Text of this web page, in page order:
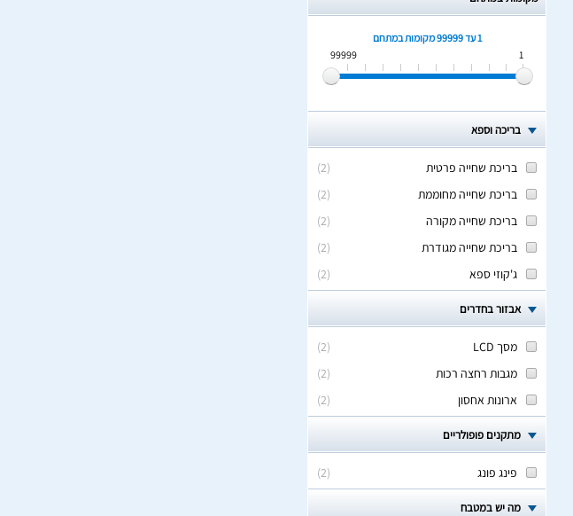
1 עד 99999
מקומות במתחם
1
99999
בריכה וספא
(
2
)
בריכת שחייה פרטית
(
2
)
בריכת שחייה מחוממת
(
2
)
בריכת שחייה מקורה
(
2
)
בריכת שחייה מגודרת
(
2
) ג'קוזי ספא
אבזור בחדרים
(
2
)
מסך LCD
(
2
)
מגבות רחצה רכות
(
2
) ארונות אחסון
מתקנים פופולריים
(
2
) פינג פונג
מה יש במטבח